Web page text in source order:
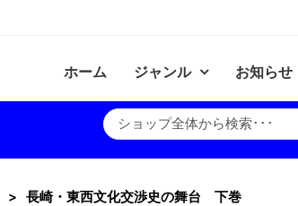
ホーム ジャンル お知らせ
長崎・東西文化交渉史の舞台 下巻